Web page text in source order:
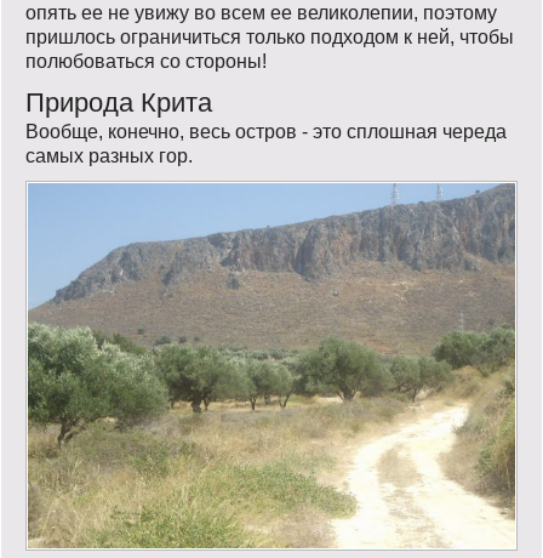
опять ее не увижу во всем ее великолепии, поэтому
пришлось ограничиться только подходом к ней, чтобы
полюбоваться со стороны!
Природа Крита
Вообще, конечно, весь остров - это сплошная череда
самых разных гор.